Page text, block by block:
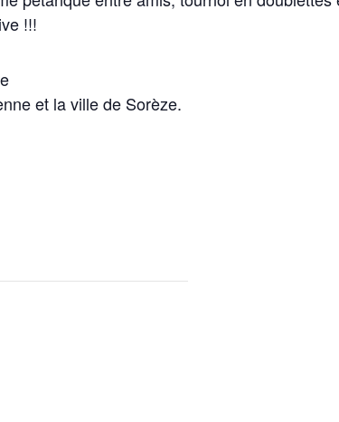
!!!
et la ville de Sorèze.